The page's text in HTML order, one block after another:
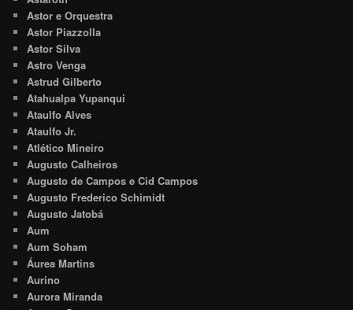
Astor e Orquestra
Astor Piazzolla
Astor Silva
Astro Venga
Astrud Gilberto
Atahualpa Yupanqui
Ataulfo Alves
Ataulfo Jr.
Atlético Mineiro
Augusto Calheiros
Augusto de Campos e Cid Campos
Augusto Frederico Schimidt
Augusto Jatobá
Aum
Aum Soham
Áurea Martins
Aurino
Aurora Miranda